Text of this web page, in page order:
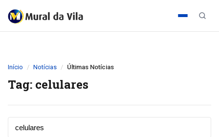
Início Notícias Últimas Notícias
Tag: celulares